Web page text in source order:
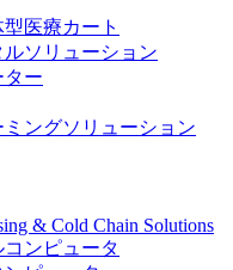
医療カート
ソリューション
ター
ングソリューション
& Cold Chain Solutions
ンピュータ